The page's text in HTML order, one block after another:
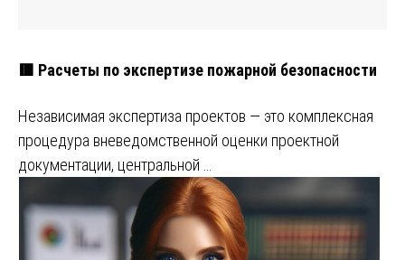
🟥 Расчеты по экспертизе пожарной безопасности
Независимая экспертиза проектов — это комплексная
процедура вневедомственной оценки проектной
документации, центральной …